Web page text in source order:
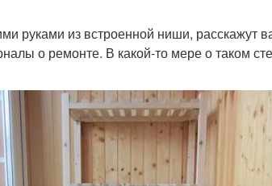
руками из встроенной ниши, расскажут
о ремонте. В какой-то мере о таком